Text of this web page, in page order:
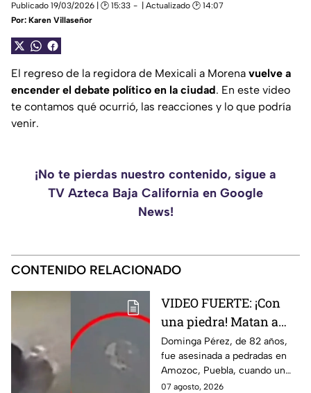
Publicado 19/03/2026 | 🕑 15:33
| Actualizado 🕑 14:07
Por: Karen Villaseñor
El regreso de la regidora de Mexicali a Morena vuelve a
encender el debate político en la ciudad. En este video
te contamos qué ocurrió, las reacciones y lo que podría
venir.
¡No te pierdas nuestro contenido, sigue a
TV Azteca Baja California en Google
News!
CONTENIDO RELACIONADO
VIDEO FUERTE: ¡Con
una piedra! Matan a
vendedora de cemitas
de 82 años mientras iba
a su casa
Dominga Pérez, de 82 años,
fue asesinada a pedradas en
Amozoc, Puebla, cuando un
sujeto le robó los 90 pesos
07 agosto, 2026